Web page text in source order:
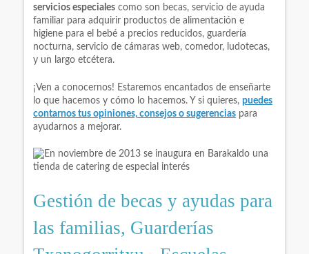
servicios especiales como son becas, servicio de ayuda
familiar para adquirir productos de alimentación e
higiene para el bebé a precios reducidos, guardería
nocturna, servicio de cámaras web, comedor, ludotecas,
y un largo etcétera.
¡Ven a conocernos! Estaremos encantados de enseñarte
lo que hacemos y cómo lo hacemos. Y si quieres, puedes
contarnos tus opiniones, consejos o sugerencias para
ayudarnos a mejorar.
Gestión de becas y ayudas para
las familias, Guarderías